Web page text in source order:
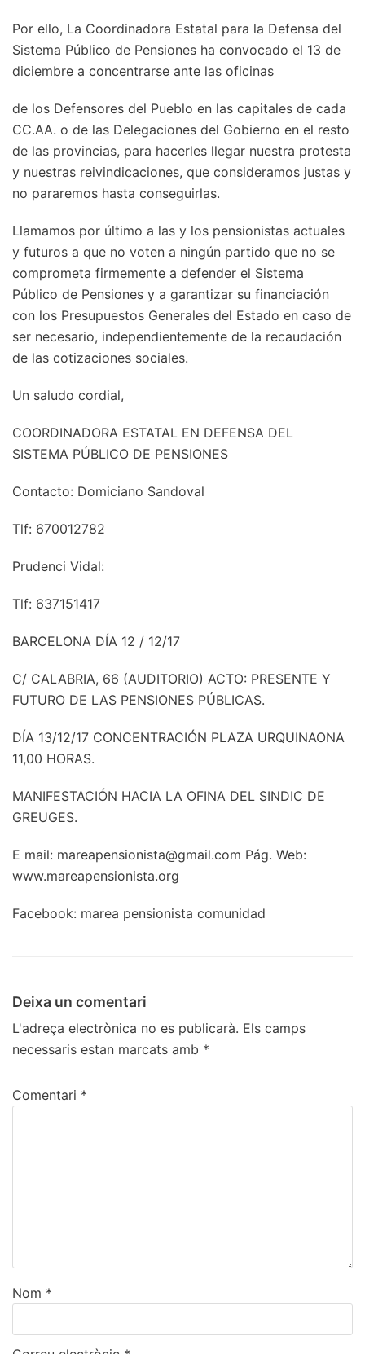
Por ello, La Coordinadora Estatal para la Defensa del
Sistema Público de Pensiones ha convocado el 13 de
diciembre a concentrarse ante las oficinas
de los Defensores del Pueblo en las capitales de cada
CC.AA. o de las Delegaciones del Gobierno en el resto
de las provincias, para hacerles llegar nuestra protesta
y nuestras reivindicaciones, que consideramos justas y
no pararemos hasta conseguirlas.
Llamamos por último a las y los pensionistas actuales
y futuros a que no voten a ningún partido que no se
comprometa firmemente a defender el Sistema
Público de Pensiones y a garantizar su financiación
con los Presupuestos Generales del Estado en caso de
ser necesario, independientemente de la recaudación
de las cotizaciones sociales.
Un saludo cordial,
COORDINADORA ESTATAL EN DEFENSA DEL
SISTEMA PÚBLICO DE PENSIONES
Contacto: Domiciano Sandoval
Tlf: 670012782
Prudenci Vidal:
Tlf: 637151417
BARCELONA DÍA 12 / 12/17
C/ CALABRIA, 66 (AUDITORIO) ACTO: PRESENTE Y
FUTURO DE LAS PENSIONES PÚBLICAS.
DÍA 13/12/17 CONCENTRACIÓN PLAZA URQUINAONA
11,00 HORAS.
MANIFESTACIÓN HACIA LA OFINA DEL SINDIC DE
GREUGES.
E mail: mareapensionista@gmail.com Pág. Web:
www.mareapensionista.org
Facebook: marea pensionista comunidad
Deixa un comentari
L'adreça electrònica no es publicarà. Els camps
necessaris estan marcats amb *
Comentari *
Nom *